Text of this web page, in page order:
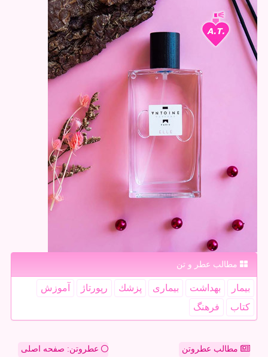
مطالب عطر و تن
بیمار بهداشت بیماری پزشك رپورتاژ
آموزش
كتاب
فرهنگ
مطالب عطروتن عطروتن: صفحه اصلی